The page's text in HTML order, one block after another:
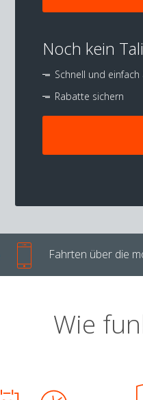
Noch kein
Schnell und
Rabatte sichern
Fahrten über die
Wie